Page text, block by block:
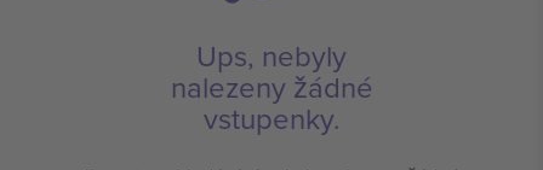
Ups, nebyly
nalezeny žádné
vstupenky.